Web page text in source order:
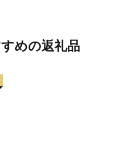
めの返礼品